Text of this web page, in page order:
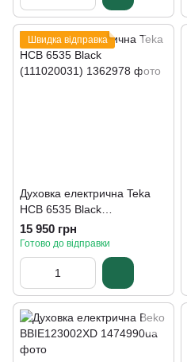
Швидка відправка
Духовка електрична Teka
HCB 6535 Black
(111020031)
15 950 грн
Готово до відправки